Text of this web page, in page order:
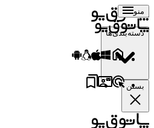
منو
دسته‌بندی‌ها
بستن